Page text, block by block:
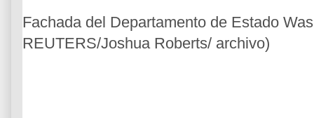
Fachada del Departamento de Estado
REUTERS/Joshua Roberts/ archivo)